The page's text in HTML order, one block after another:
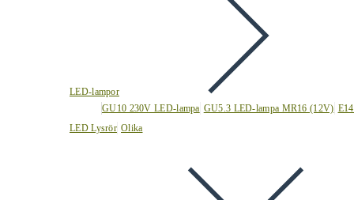
LED-lampor
GU10 230V LED-lampa GU5.3 LED-lampa MR16 (12V)
LED Lysrör Olika